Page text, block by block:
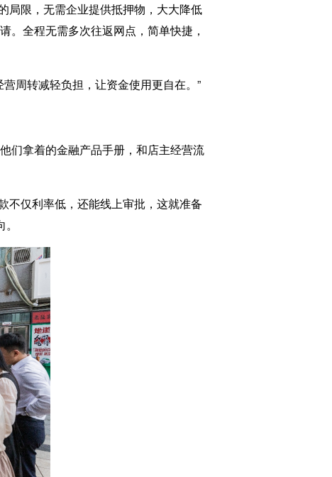
局限，无需企业提供抵押物，大大降低
。全程无需多次往返网点，简单快捷，
周转减轻负担，让资金使用更自在。”
拿着的金融产品手册，和店主经营流
仅利率低，还能线上审批，这就准备